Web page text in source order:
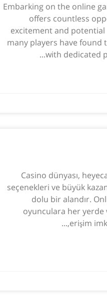
Embarking on the online
offers countless
excitement and
many players have found
with dedicated
Casino dünyası,
seçenekleri ve büyük
dolu bir alandır.
oyunculara her yerde
erişim